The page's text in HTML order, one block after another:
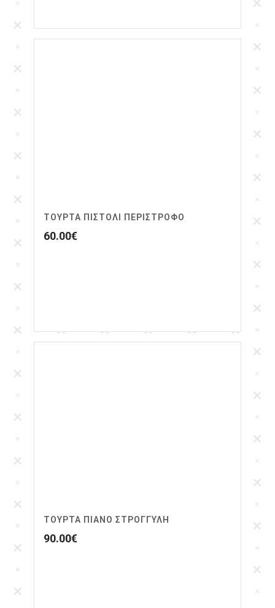
ΤΟΥΡΤΑ ΠΙΣΤΟΛΙ ΠΕΡΙΣΤΡΟΦΟ
60.00€
ΤΟΥΡΤΑ ΠΙΑΝΟ ΣΤΡΟΓΓΥΛΗ
90.00€